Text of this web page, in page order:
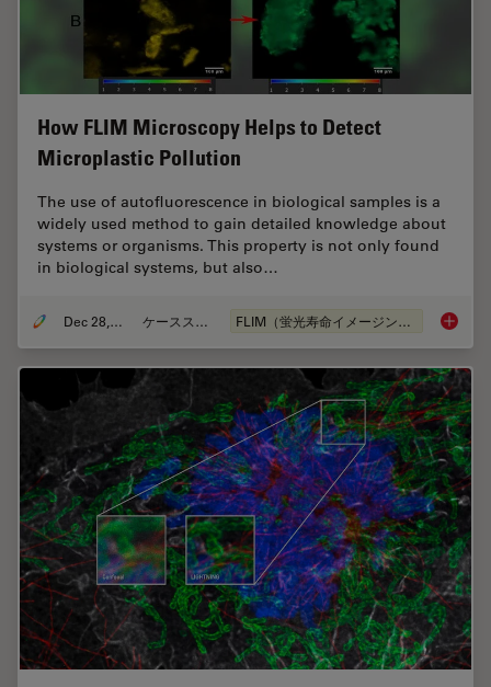
How FLIM Microscopy Helps to Detect
Microplastic Pollution
The use of autofluorescence in biological samples is a
widely used method to gain detailed knowledge about
systems or organisms. This property is not only found
in biological systems, but also…
Dec 28, 2020 ケーススタディ FLIM（蛍光寿命イメージング顕微鏡法） How